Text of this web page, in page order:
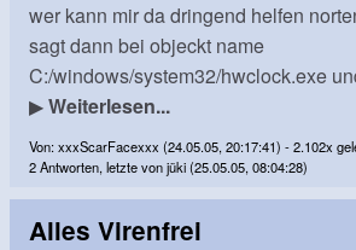
wer kann mir da dringend helfen
sagt dann bei objeckt name
C:/windows/system32/hwclock.exe
▶Weiterlesen...
Von: xxxScarFacexxx (24.05.05, 20:17:41) - 2.102x
2 Antworten, letzte von jüki (25.05.05, 08:04:28)
Alles Virenfrei